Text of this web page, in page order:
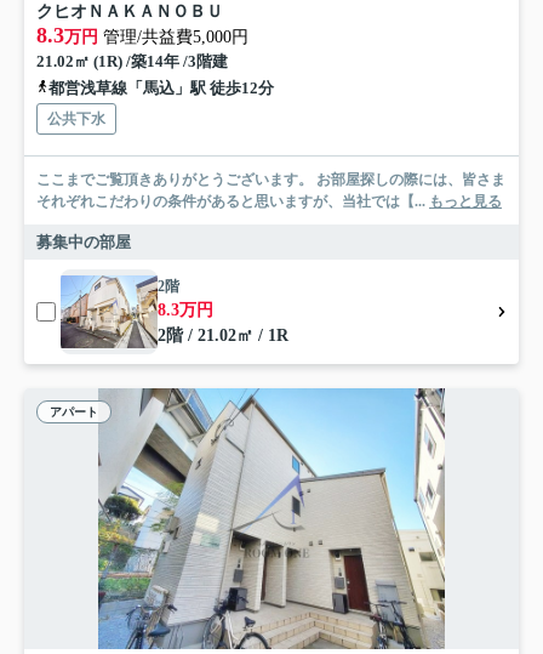
クヒオＮＡＫＡＮＯＢＵ
8.3万円 管理/共益費5,000円
21.02㎡ (1R) /築14年 /3階建
都営浅草線「馬込」駅 徒歩12分
公共下水
ここまでご覧頂きありがとうございます。 お部屋探しの際には、皆さま
それぞれこだわりの条件があると思いますが、当社では【... もっと見る
募集中の部屋
2階
8.3万円
2階 / 21.02㎡ / 1R
アパート